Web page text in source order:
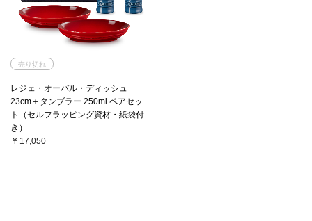
売り切れ
レジェ・オーバル・ディッシュ
23cm＋タンブラー 250ml ペアセッ
ト（セルフラッピング資材・紙袋付
き）
¥ 17,050